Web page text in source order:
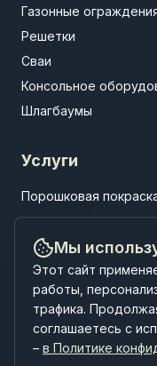
Газонные
Решетки
Сваи
Консольное
Шлагбаумы
Услуги
Порошковая
Установка заборов
Установка навесов
Мы
Этот сайт
работы,
трафика.
соглашаетесь с
– в Политике